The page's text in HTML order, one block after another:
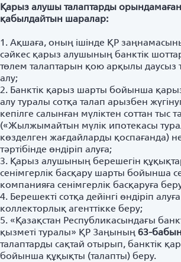
Қарыз алушы талаптарды
қабылдайтын шаралар:
1. Ақшаға, оның ішінде ҚР
сәйкес қарыз алушының банктік
төлем талаптарын қою арқылы даусыз
алу;
2. Банктік қарыз шарты бойынша
алу туралы сотқа талап арызбен
кепілге салынған мүліктен соттан тыс
(«Жылжымайтын мүлік ипотекасы
көзделген жағдайларды қоспағанда)
тәртібінде өндіріп алуға;
3. Қарыз алушының берешегін
сенімгерлік басқару шарты бойынша
компанияға сенімгерлік басқаруға
4. Берешекті сотқа дейінгі өндіріп
коллекторлық агенттікке беру;
5. «Қазақстан Республикасындағы
қызметі туралы» ҚР Заңының 63-
талаптарды сақтай отырып, банктік
бойынша құқықты (талапты) беру.